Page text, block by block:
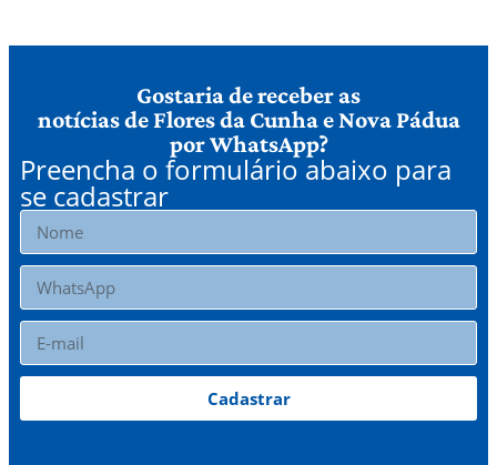
Gostaria de receber as
notícias de Flores da Cunha e Nova Pádua
por WhatsApp?
Preencha o formulário abaixo para
se cadastrar
Cadastrar